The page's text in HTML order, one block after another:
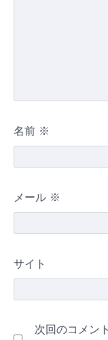
名前 ※
メール ※
サイト
次回のコメン